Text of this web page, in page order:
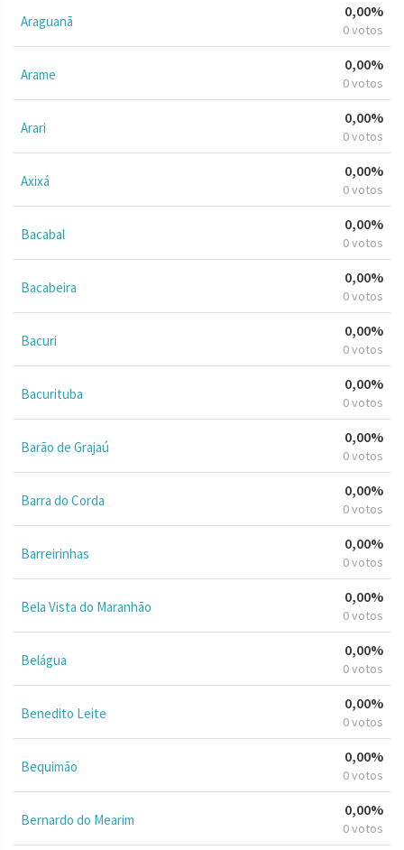
Araguanã
0,00%
0 votos
Arame
0,00%
0 votos
Arari
0,00%
0 votos
Axixá
0,00%
0 votos
Bacabal
0,00%
0 votos
Bacabeira
0,00%
0 votos
Bacuri
0,00%
0 votos
Bacurituba
0,00%
0 votos
Barão de Grajaú
0,00%
0 votos
Barra do Corda
0,00%
0 votos
Barreirinhas
0,00%
0 votos
Bela Vista do Maranhão
0,00%
0 votos
Belágua
0,00%
0 votos
Benedito Leite
0,00%
0 votos
Bequimão
0,00%
0 votos
Bernardo do Mearim
0,00%
0 votos